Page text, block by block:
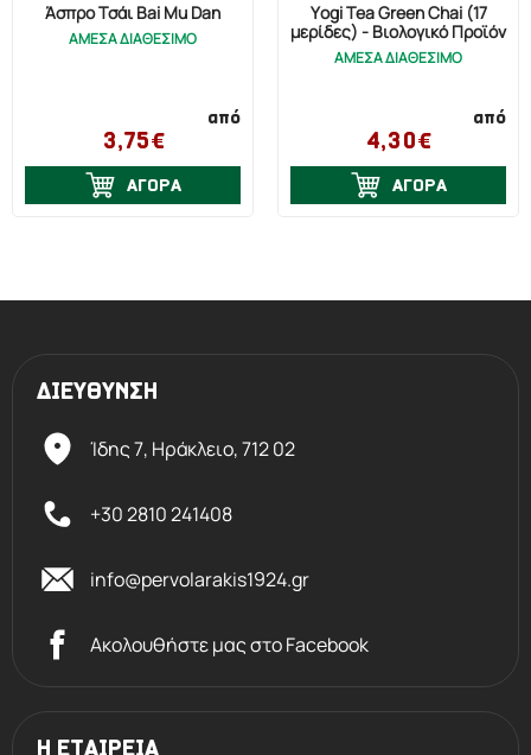
Άσπρο Τσάι Bai Mu Dan
ΑΜΕΣΑ ΔΙΑΘΕΣΙΜΟ
από
3,75€
ΑΓΟΡΑ
Yogi Tea Green Chai (17
μερίδες) - Βιολογικό Προϊόν
ΑΜΕΣΑ ΔΙΑΘΕΣΙΜΟ
από
4,30€
ΑΓΟΡΑ
ΔΙΕΥΘΥΝΣΗ
Ίδης 7, Ηράκλειο,712 02
+30 2810 241408
info@pervolarakis1924.gr
Ακολουθήστε μας στο Facebook